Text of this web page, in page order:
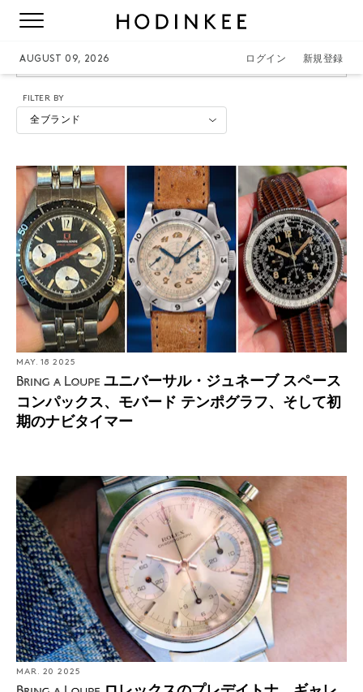
AUGUST 09, 2026 ログイン 新規登録
GALLET
FILTER BY
全ブランド
MAY. 18 2025
Bring a Loupe ユニバーサル・ジュネーブ スペース
コンパックス、モバード テンポグラフ、そして初
期のナビタイマー
MAR. 20 2025